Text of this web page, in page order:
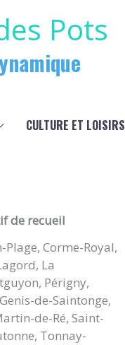
Pots
CULTURE ET LOISIRS
de recueil
Corme-Royal,
La
Périgny,
de-Saintonge,
de-Ré, Saint-
Tonnay-